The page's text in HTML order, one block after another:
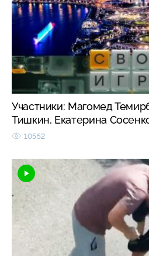
Участники: Магомед
Тишкин, Екатерина
10552